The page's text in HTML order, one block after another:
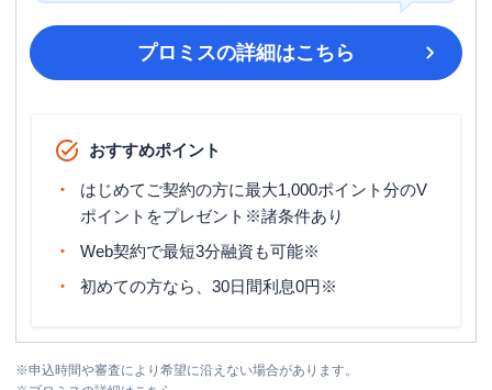
プロミスの詳細はこちら
おすすめポイント
はじめてご契約の方に最大1,000ポイント分のV
ポイントをプレゼント※諸条件あり
Web契約で最短3分融資も可能※
初めての方なら、30日間利息0円※
※申込時間や審査により希望に沿えない場合があります。